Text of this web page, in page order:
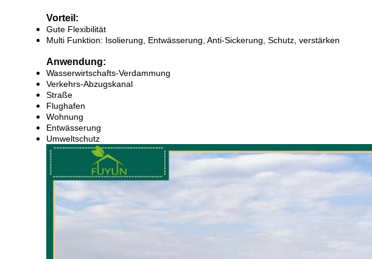
Vorteil:
Gute Flexibilität
Multi Funktion: Isolierung, Entwässerung, Anti-Sickerung, Schutz, verstärken
Anwendung:
Wasserwirtschafts-Verdammung
Verkehrs-Abzugskanal
Straße
Flughafen
Wohnung
Entwässerung
Umweltschutz